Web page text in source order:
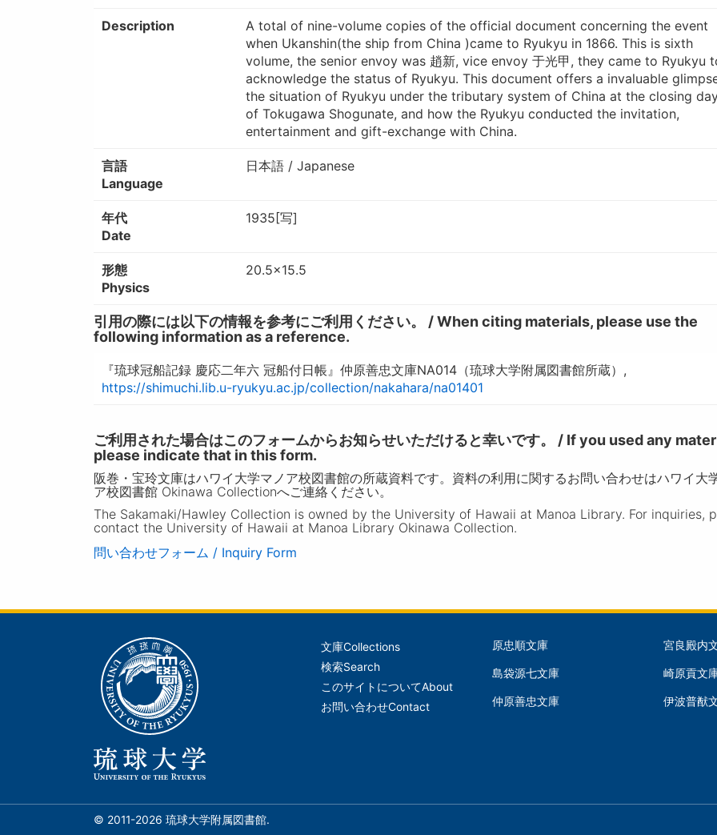
Description
A total of nine-volume copies of the official document concerning the event
when Ukanshin(the ship from China )came to Ryukyu in 1866. This is sixth
volume, the senior envoy was 趙新, vice envoy 于光甲, they came to Ryukyu
acknowledge the status of Ryukyu. This document offers a invaluable
the situation of Ryukyu under the tributary system of China at the closing
of Tokugawa Shogunate, and how the Ryukyu conducted the invitation,
entertainment and gift-exchange with China.
言語
Language
日本語 / Japanese
年代
Date
1935[写]
形態
Physics
20.5×15.5
引用の際には以下の情報を参考にご利用ください。 / When citing materials, please use the
following information as a reference.
『琉球冠船記録 慶応二年六 冠船付日帳』仲原善忠文庫NA014（琉球大学附属図書館所蔵）,
https://shimuchi.lib.u-ryukyu.ac.jp/collection/nakahara/na01401
ご利用された場合はこのフォームからお知らせいただけると幸いです。 / If you used any
please indicate that in this form.
阪巻・宝玲文庫はハワイ大学マノア校図書館の所蔵資料です。資料の利用に関するお問い合わせはハワイ大
ア校図書館 Okinawa Collectionへご連絡ください。
The Sakamaki/Hawley Collection is owned by the University of Hawaii at Manoa Library. For inquiries,
contact the University of Hawaii at Manoa Library Okinawa Collection.
問い合わせフォーム / Inquiry Form
メ
イ
ン
ー
文庫Collections
検索Search
このサイトについてAbout
お問い合わせContact
文
(Left)
原忠順文庫
島袋源七文庫
仲原善忠文庫
文
宮良殿内
崎原貢文
伊波普猷
© 2011-2026 琉球大学附属図書館.